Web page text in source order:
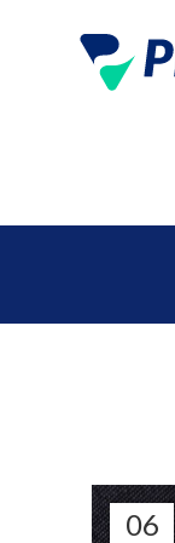
06